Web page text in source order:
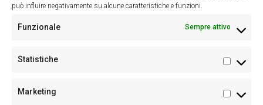
può influire negativamente su alcune caratteristiche e funzioni.
Funzionale Sempre attivo
Statistiche
Marketing